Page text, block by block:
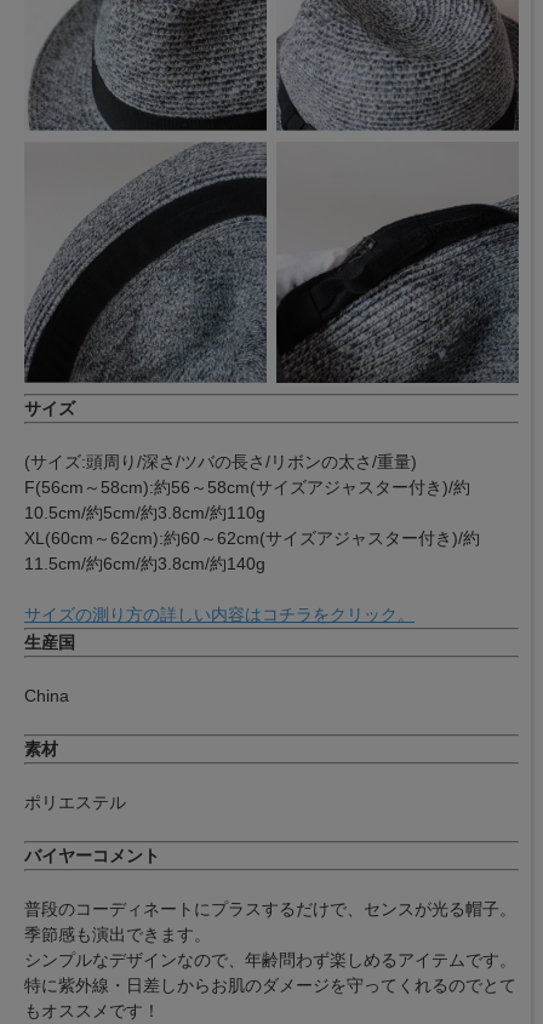
サイズ
(サイズ:頭周り/深さ/ツバの長さ/リボンの太さ/重量)
F(56cm～58cm):約56～58cm(サイズアジャスター付き)/約
10.5cm/約5cm/約3.8cm/約110g
XL(60cm～62cm):約60～62cm(サイズアジャスター付き)/約
11.5cm/約6cm/約3.8cm/約140g
サイズの測り方の詳しい内容はコチラをクリック。
生産国
China
素材
ポリエステル
バイヤーコメント
普段のコーディネートにプラスするだけで、センスが光る帽子。
季節感も演出できます。
シンプルなデザインなので、年齢問わず楽しめるアイテムです。
特に紫外線・日差しからお肌のダメージを守ってくれるのでとて
もオススメです！